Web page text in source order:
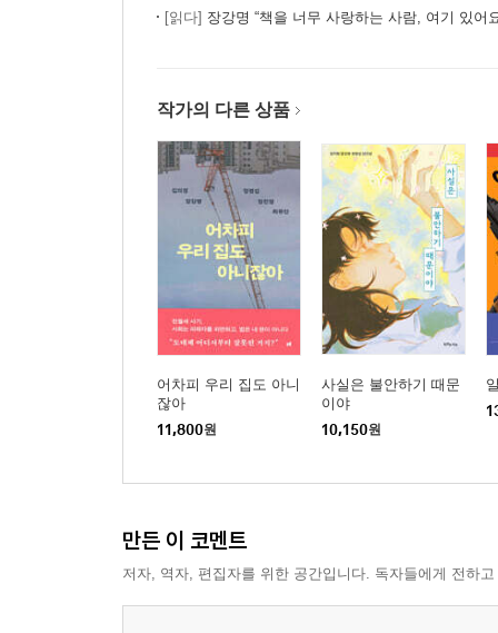
[읽다] 장강명 “책을 너무 사랑하는 사람, 여기 있어
작가의 다른 상품
어차피 우리 집도 아니
잖아
11,800원
사실은 불안하기 때문
이야
10,150원
만든 이 코멘트
저자, 역자, 편집자를 위한 공간입니다. 독자들에게 전하